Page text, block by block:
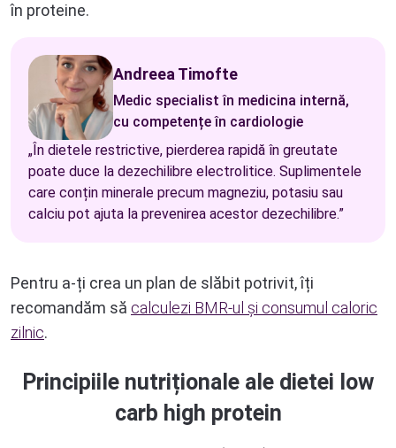
în proteine.
Andreea Timofte
Medic specialist în medicina internă,
cu competențe în cardiologie
„În dietele restrictive, pierderea rapidă în greutate
poate duce la dezechilibre electrolitice. Suplimentele
care conțin minerale precum magneziu, potasiu sau
calciu pot ajuta la prevenirea acestor dezechilibre.”
Pentru a-ți crea un plan de slăbit potrivit, îți
recomandăm să calculezi BMR-ul și consumul caloric
zilnic.
Principiile nutriționale ale dietei low
carb high protein